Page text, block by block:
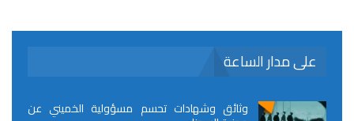
على مدار الساعة
وثائق وشهادات تحسم مسؤولية الخميني عن